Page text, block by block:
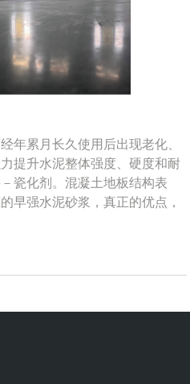
年累月长久使用后出现老化、
提升水泥整体强度、硬度和耐
瓷化剂。混凝土地板结构表
早强水泥砂浆，真正的优点，